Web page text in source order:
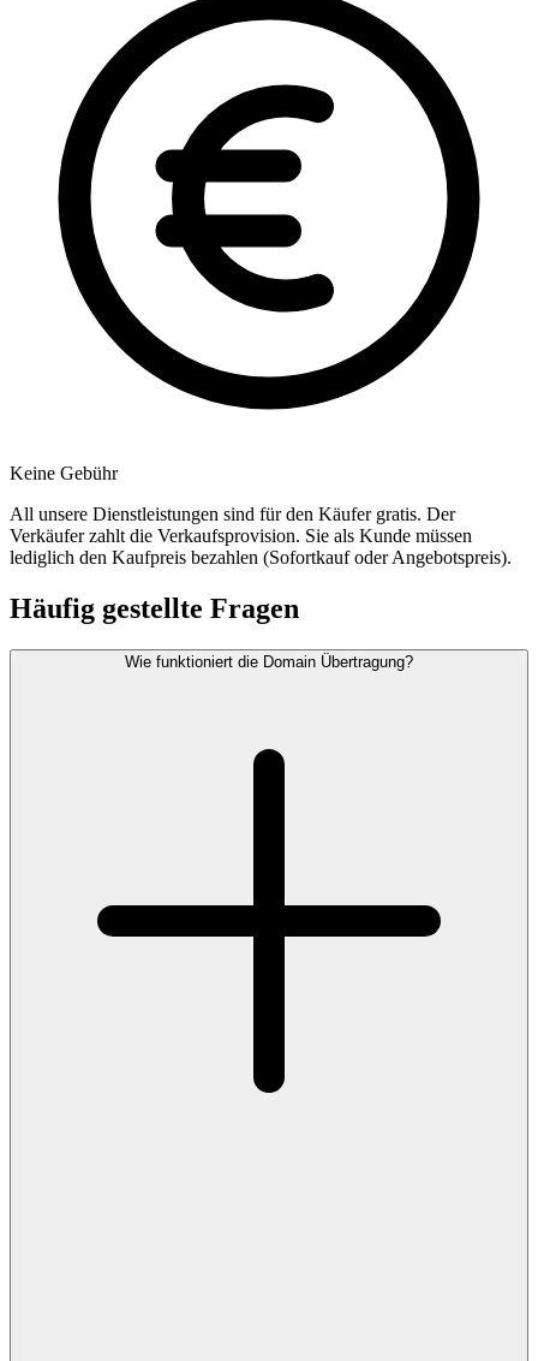
Keine Gebühr
All unsere Dienstleistungen sind für den Käufer gratis. Der
Verkäufer zahlt die Verkaufsprovision. Sie als Kunde müssen
lediglich den Kaufpreis bezahlen (Sofortkauf oder Angebotspreis).
Häufig gestellte Fragen
Wie funktioniert die Domain Übertragung?